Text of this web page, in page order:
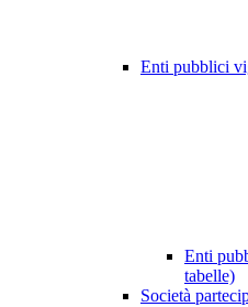
Enti pubblici
Enti
tabelle)
Società